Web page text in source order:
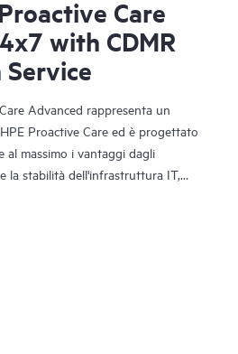
Care
with CDMR
Advanced rappresenta un
Proactive Care ed è progettato
al massimo i vantaggi dagli
la stabilità dell'infrastruttura IT,
di dedicarsi ad altre attività
personalizzate, tra cui best